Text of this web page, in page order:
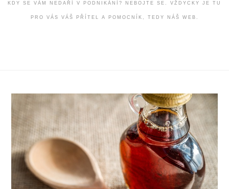
KDY SE VÁM NEDAŘÍ V PODNIKÁNÍ? NEBOJTE SE. VŽDYCKY JE TU
PRO VÁS VÁŠ PŘÍTEL A POMOCNÍK, TEDY NÁŠ WEB.